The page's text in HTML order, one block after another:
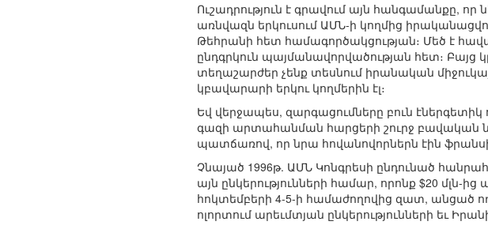
Ուշադրություն է գրավում այն հանգամանքը,
առնվազն երկուսում ԱՄՆ-ի կողմից
Թեհրանի հետ համագործակցության։ Մեծ է
ընդգրկուն պայմանավորվածության հետ։ Բայց
տեղաշարժեր չենք տեսնում իրանական
կբավարարի երկու կողմերին էլ։
Եվ վերջապես, զարգացումները բուն
գազի արտահանման հարցերի շուրջ բավական
պատճառով, որ նրա հովանովորներն էին
Չնայած 1996թ. ԱՄՆ Կոնգրեսի ընդունած
այն ընկերությունների համար, որոնք $20 մլն-
հոկտեմբերի 4-5-ի համաժողովից զատ, անցած
ոլորտում արեւմտյան ընկերությունների եւ